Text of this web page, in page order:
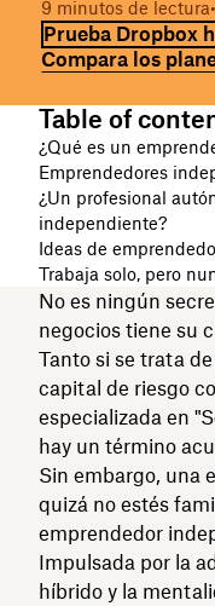
9 minutos de lectura•
Prueba Dropbox
Compara los
Table of
¿Qué es un
Emprendedores
¿Un profesional
independiente?
Ideas de
Trabaja solo, pero
No es ningún
negocios tiene su
Tanto si se trata
capital de riesgo
especializada en
hay un término
Sin embargo, una
quizá no estés
emprendedor
Impulsada por la
híbrido y la